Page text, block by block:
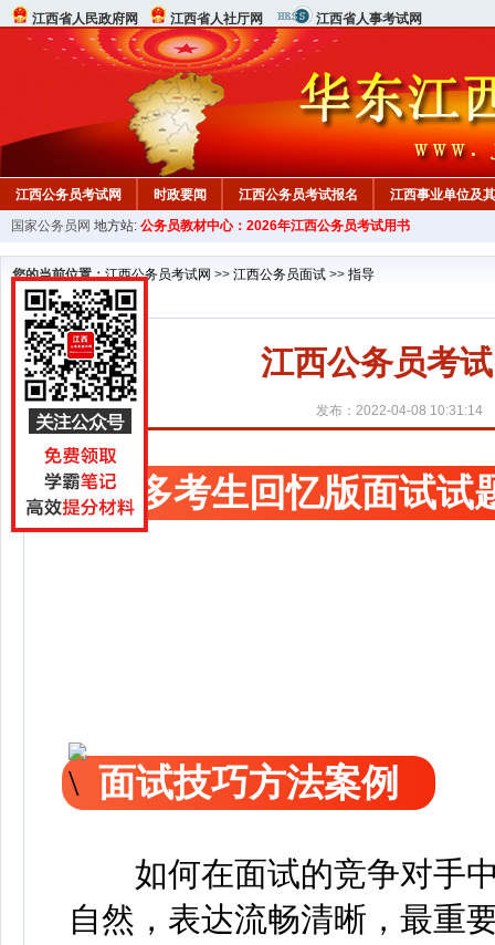
江西省人民政府网 江西省人社厅网 江西省人事考试网
江西公务员考试网 时政要闻 江西公务员考试报名 江西事业单位及
行测真题 在线咨询 教材中心
国家公务员网 地方站: 公务员教材中心：2026年江西公务员考试用书
您的当前位置：江西公务员考试网 >> 江西公务员面试 >> 指导
江西公务员考
发布：2022-04-08 10:31:14
更多考生回忆版面试试
面试技巧方法案例
如何在面试的竞争对手
自然，表达流畅清晰，最重